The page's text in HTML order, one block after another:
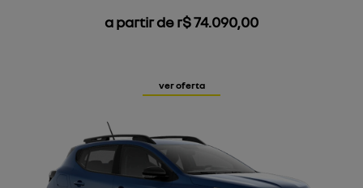
a partir de r$ 74.090,00
ver oferta